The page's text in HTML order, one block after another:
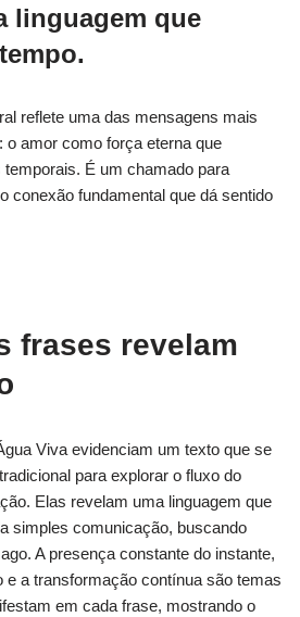
linguagem que
reflete uma das mensagens mais
o amor como força eterna que
É um chamado para
conexão fundamental que dá sentido
frases revelam
Viva evidenciam um texto que se
para explorar o fluxo do
Elas revelam uma linguagem que
simples comunicação, buscando
A presença constante do instante,
e a transformação contínua são temas
em cada frase, mostrando o